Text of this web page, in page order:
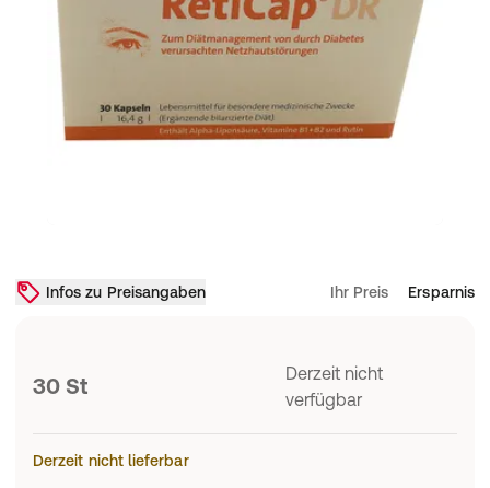
Infos zu Preisangaben Ihr Preis Ersparnis
30 St
Derzeit nicht
verfügbar
Derzeit nicht lieferbar